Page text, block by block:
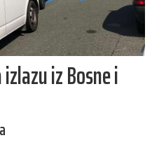
iz Bosne i